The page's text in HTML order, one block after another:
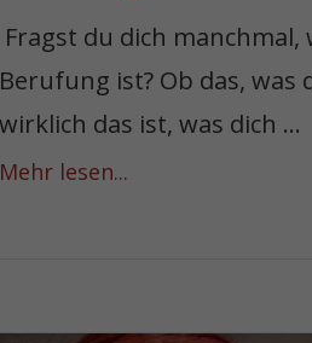
Fragst du dich manchmal,
Berufung ist? Ob das, was
wirklich das ist, was dich ...
Mehr lesen...